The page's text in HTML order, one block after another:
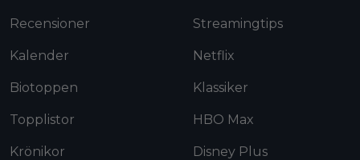
Recensioner
Kalender
Biotoppen
Topplistor
Krönikor
Streamingtips
Netflix
Klassiker
HBO Max
Disney Plus